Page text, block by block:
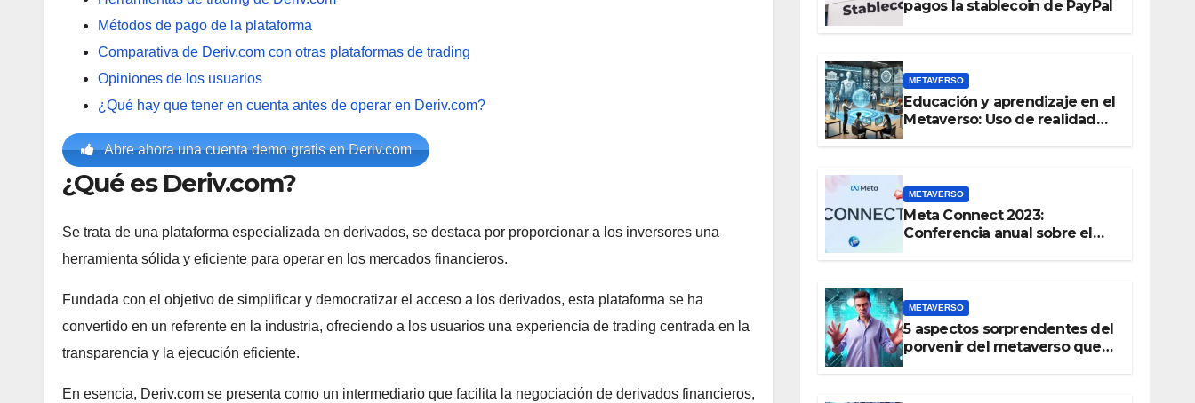
Métodos de pago de la plataforma
Comparativa de Deriv.com con otras plataformas de trading
Opiniones de los usuarios
¿Qué hay que tener en cuenta antes de operar en Deriv.com?
Abre ahora una cuenta demo gratis en Deriv.com
¿Qué es Deriv.com?
Se trata de una plataforma especializada en derivados, se destaca por proporcionar a los inversores una
herramienta sólida y eficiente para operar en los mercados financieros.
Fundada con el objetivo de simplificar y democratizar el acceso a los derivados, esta plataforma se ha
convertido en un referente en la industria, ofreciendo a los usuarios una experiencia de trading centrada en la
transparencia y la ejecución eficiente.
En esencia, Deriv.com se presenta como un intermediario que facilita la negociación de derivados financieros,
pagos la stablecoin de PayPal
METAVERSO
Educación y aprendizaje en el
Metaverso: Uso de realidad
METAVERSO
Meta Connect 2023:
Conferencia anual sobre el
METAVERSO
5 aspectos sorprendentes del
porvenir del metaverso que